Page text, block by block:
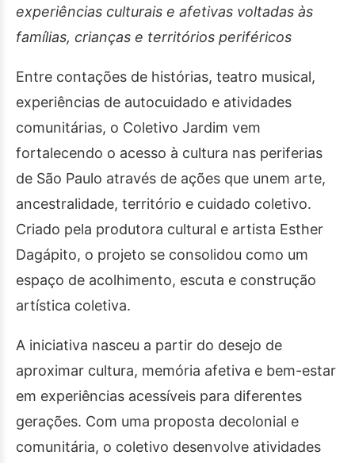
experiências culturais e afetivas voltadas às
famílias, crianças e territórios periféricos
Entre contações de histórias, teatro musical,
experiências de autocuidado e atividades
comunitárias, o Coletivo Jardim vem
fortalecendo o acesso à cultura nas periferias
de São Paulo através de ações que unem arte,
ancestralidade, território e cuidado coletivo.
Criado pela produtora cultural e artista Esther
Dagápito, o projeto se consolidou como um
espaço de acolhimento, escuta e construção
artística coletiva.
A iniciativa nasceu a partir do desejo de
aproximar cultura, memória afetiva e bem-estar
em experiências acessíveis para diferentes
gerações. Com uma proposta decolonial e
comunitária, o coletivo desenvolve atividades